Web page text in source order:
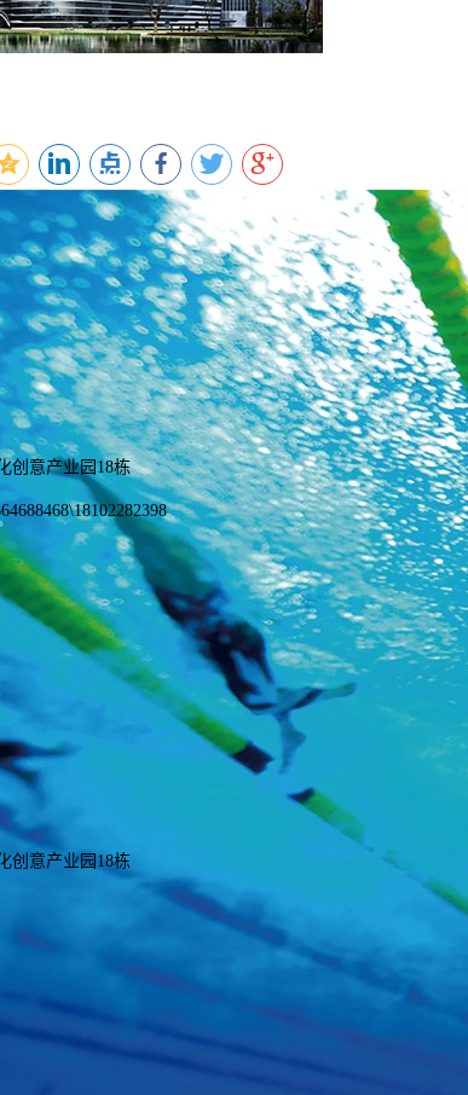
创意产业园18栋
创意产业园18栋